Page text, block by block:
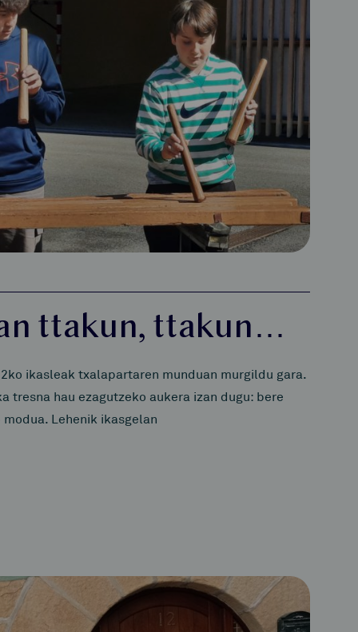
ttakun, ttakun…
ikasleak txalapartaren munduan murgildu gara.
tresna hau ezagutzeko aukera izan dugu: bere
Lehenik ikasgelan